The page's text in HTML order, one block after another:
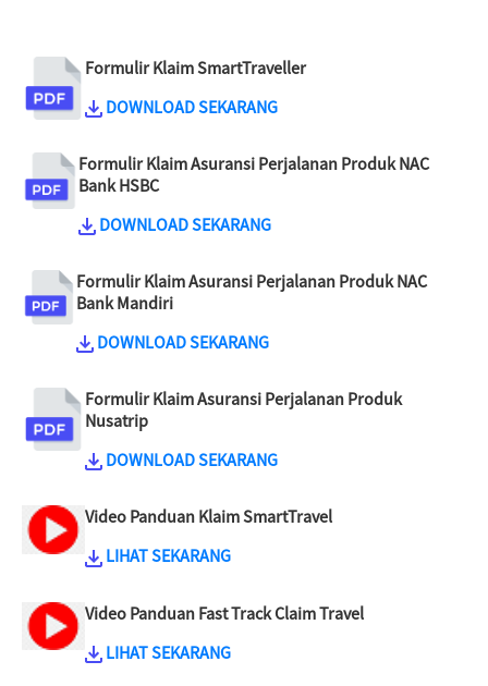
Formulir Klaim SmartTraveller
DOWNLOAD SEKARANG
Formulir Klaim Asuransi Perjalanan Produk NAC
Bank HSBC
DOWNLOAD SEKARANG
Formulir Klaim Asuransi Perjalanan Produk NAC
Bank Mandiri
DOWNLOAD SEKARANG
Formulir Klaim Asuransi Perjalanan Produk
Nusatrip
DOWNLOAD SEKARANG
Video Panduan Klaim SmartTravel
LIHAT SEKARANG
Video Panduan Fast Track Claim Travel
LIHAT SEKARANG